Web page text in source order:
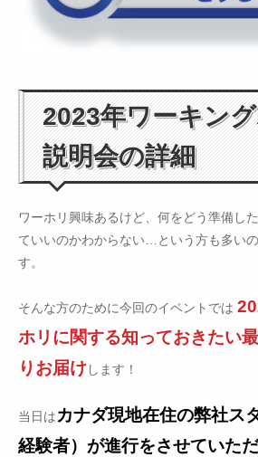
2023年ワーキン
説明会の詳細
ワーホリ興味あるけど、何をどう準備し
ていいのかわからない…という方も多い
す。
そんな方のために今回のイベントでは
ホリに関する知っておきたい
りお届けします！
当日はカナダ現地在住の弊社ス
経験者）が進行をさせていた